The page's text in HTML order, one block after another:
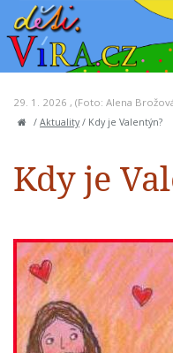
29. 1. 2026 , (Foto: Alena
/ Aktuality/ Kdy je Valentýn?
Kdy je